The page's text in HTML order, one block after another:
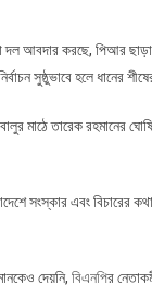
আবদার করছে, পিআর ছাড়া
সুষ্ঠুভাবে হলে ধানের
মাঠে তারেক রহমানের
সংস্কার এবং বিচারের
দেয়নি, বিএনপির